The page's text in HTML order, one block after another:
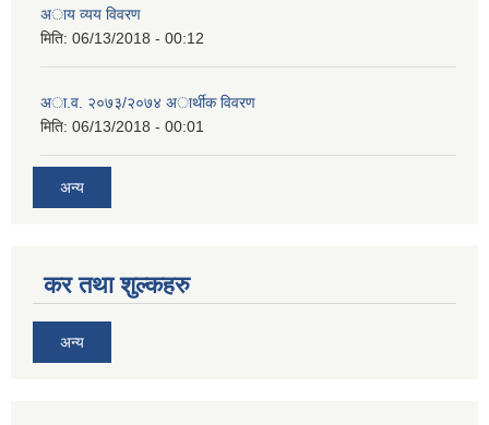
अाय व्यय विवरण
मिति: 06/13/2018 - 00:12
अा.व. २०७३/२०७४ अार्थीक विवरण
मिति: 06/13/2018 - 00:01
अन्य
कर तथा शुल्कहरु
अन्य